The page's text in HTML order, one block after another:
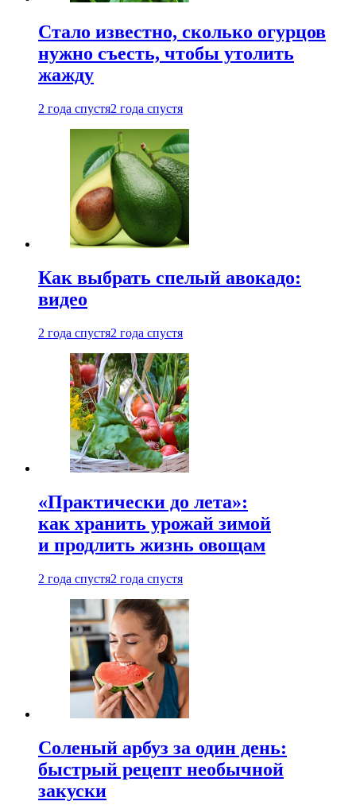
Стало известно, сколько огурцов
нужно съесть, чтобы утолить
жажду
2 года спустя2 года спустя
Как выбрать спелый авокадо:
видео
2 года спустя2 года спустя
«Практически до лета»:
как хранить урожай зимой
и продлить жизнь овощам
2 года спустя2 года спустя
Соленый арбуз за один день:
быстрый рецепт необычной
закуски